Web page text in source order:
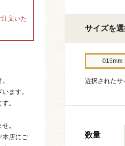
文いた
ます。
。
。
本店にご
サイズを
015mm
選択されたサ
数量